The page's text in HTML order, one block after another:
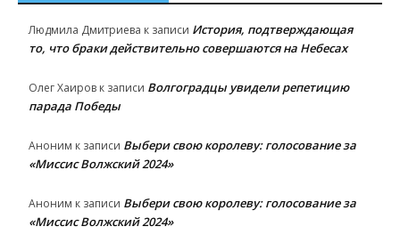
Людмила Дмитриева к записи История, подтверждающая
то, что браки действительно совершаются на Небесах
Олег Хаиров к записи Волгоградцы увидели репетицию
парада Победы
Аноним к записи Выбери свою королеву: голосование за
«Миссис Волжский 2024»
Аноним к записи Выбери свою королеву: голосование за
«Миссис Волжский 2024»